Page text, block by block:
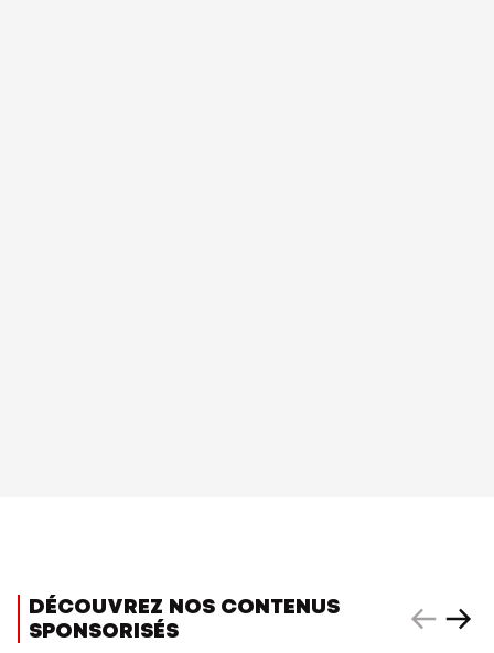
DÉCOUVREZ NOS CONTENUS
SPONSORISÉS